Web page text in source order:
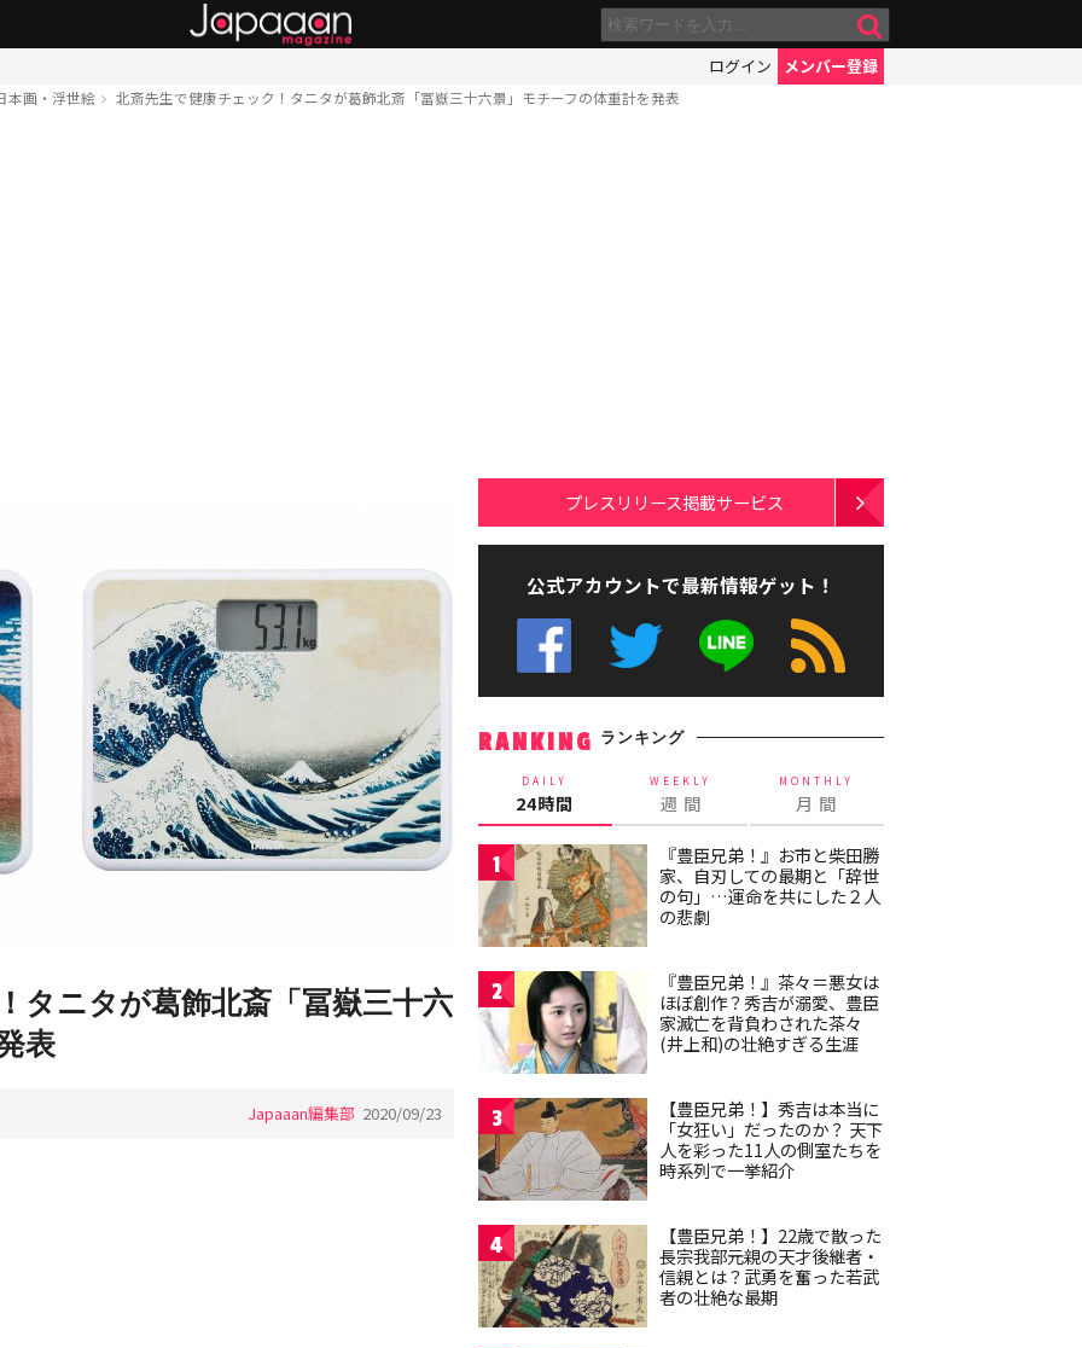
ログイン メンバー登録
本画・浮世絵 北斎先生で健康チェック！タニタが葛飾北斎「冨嶽三十六景」モチーフの体重計を発表
タニタが葛飾北斎「冨嶽三十六
表
Japaaan編集部 2020/09/23
プレスリリース掲載サービス
公式アカウントで最新情報ゲット！
RANKING ランキング
DAILY
24時間
WEEKLY
週 間
MONTHLY
月 間
1
『豊臣兄弟！』お市と柴田勝
家、自刃しての最期と「辞世
の句」…運命を共にした２人
の悲劇
2
『豊臣兄弟！』茶々＝悪女は
ほぼ創作？秀吉が溺愛、豊臣
家滅亡を背負わされた茶々
(井上和)の壮絶すぎる生涯
3
【豊臣兄弟！】秀吉は本当に
「女狂い」だったのか？ 天下
人を彩った11人の側室たちを
時系列で一挙紹介
4
【豊臣兄弟！】22歳で散った
長宗我部元親の天才後継者・
信親とは？武勇を奮った若武
者の壮絶な最期